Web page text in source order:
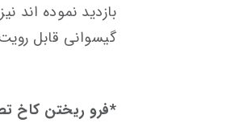
بازدید نموده اند
گیسوانی قابل
*فرو ریختن کاخ